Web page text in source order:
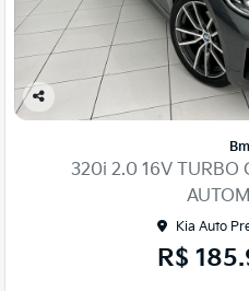
Co
320i 2.0 16V TURBO
Kia Auto
R$